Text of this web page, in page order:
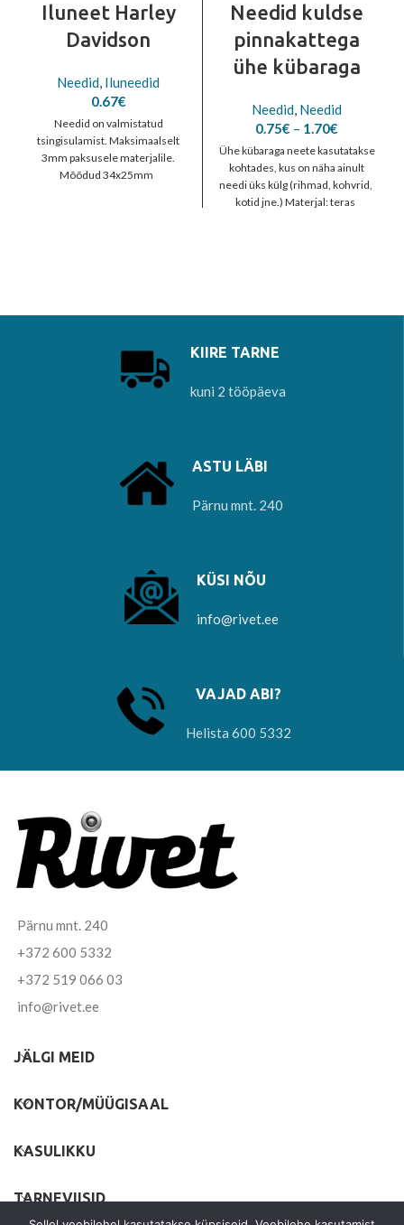
Iluneet Harley
Davidson
Needid, Iluneedid
0.67€
Needid on valmistatud
tsingisulamist. Maksimaalselt
3mm paksusele materjalile.
Mõõdud 34x25mm
Needid kuldse
pinnakattega
ühe kübaraga
Needid, Needid
0.75€ – 1.70€
range:
0.75€
through
Ühe kübaraga neete kasutatakse
kohtades, kus on näha ainult
needi üks külg (rihmad, kohvrid,
kotid jne.) Materjal: teras
KIIRE TARNE
kuni 2 tööpäeva
ASTU LÄBI
Pärnu mnt. 240
KÜSI NÕU
info@rivet.ee
VAJAD ABI?
Helista 600 5332
Pärnu mnt. 240
+372 600 5332
+372 519 066 03
info@rivet.ee
JÄLGI MEID
KONTOR/MÜÜGISAAL
KASULIKKU
TARNEVIISID